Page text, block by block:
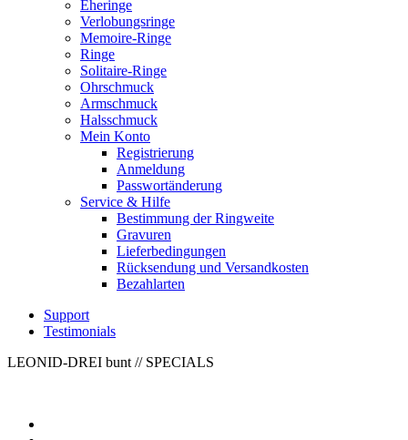
Eheringe
Verlobungsringe
Memoire-Ringe
Ringe
Solitaire-Ringe
Ohrschmuck
Armschmuck
Halsschmuck
Mein Konto
Registrierung
Anmeldung
Passwortänderung
Service & Hilfe
Bestimmung der Ringweite
Gravuren
Lieferbedingungen
Rücksendung und Versandkosten
Bezahlarten
Support
Testimonials
LEONID-DREI bunt // SPECIALS